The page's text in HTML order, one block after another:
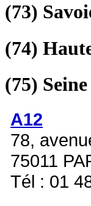
(73)
(74)
(75) Seine
A12
78,
75011
Tél : 01